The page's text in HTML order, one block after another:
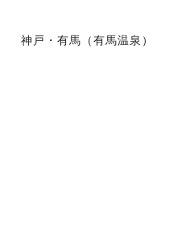
神戸・有馬（有馬温泉）